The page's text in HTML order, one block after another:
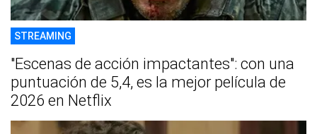
STREAMING
"Escenas de acción impactantes": con una
puntuación de 5,4, es la mejor película de
2026 en Netflix